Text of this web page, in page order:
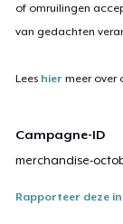
of omruilingen
van gedachten
Lees hier meer over
Campagne-ID
merchandise-
Rapporteer deze